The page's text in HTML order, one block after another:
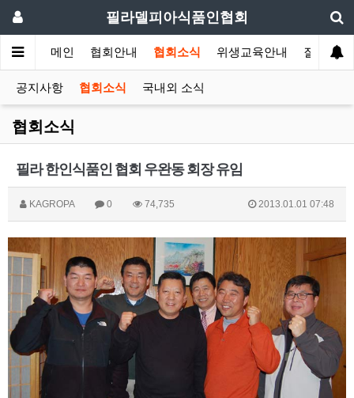
필라델피아식품인협회
메인 협회안내 협회소식 위생교육안내 질의답변
공지사항 협회소식 국내외 소식
협회소식
필라 한인식품인 협회 우완동 회장 유임
KAGROPA 0 74,735 2013.01.01 07:48